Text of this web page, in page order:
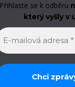
Přihlaste se k odběru
který vyšly v